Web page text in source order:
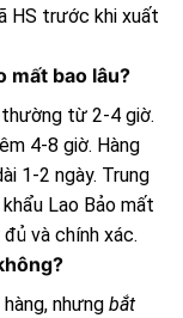
HS trước khi xuất
mất bao lâu?
thường từ 2-4 giờ.
4-8 giờ. Hàng
1-2 ngày. Trung
Lao Bảo mất
và chính xác.
nhưng bắt